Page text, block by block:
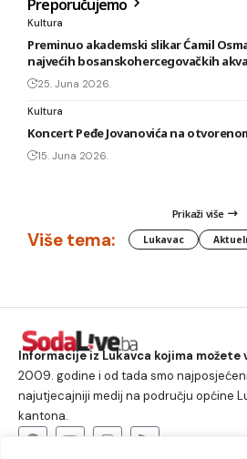
Preporučujemo
Kultura
Preminuo akademski slikar Ćamil
najvećih bosanskohercegovačkih
25. Juna 2026.
Kultura
Koncert Peđe Jovanovića na
15. Juna 2026.
Prikaži više
Više tema: Lukavac
Informacije iz Lukavca kojima možete
2009. godine i od tada smo
najutjecajniji medij na području općine
kantona.